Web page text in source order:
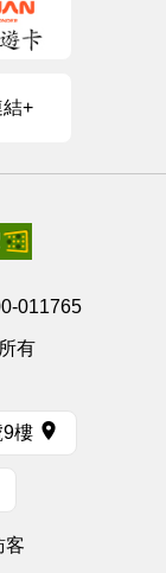
+
011765
有
樓
客